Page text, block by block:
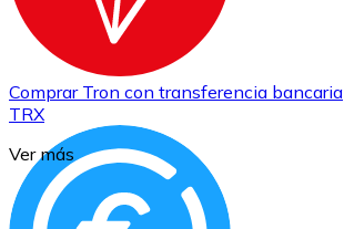
Comprar Tron con transferencia bancaria
TRX
Ver más